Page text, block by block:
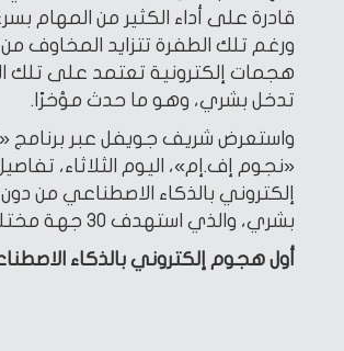
قادرة على أداء الكثير من المهام
ورغم تلك الطفرة تتزايد المخاوف
هجمات إلكترونية تعتمد على تلك
تدخل بشري، وهو ما حدث مؤخرًا.
«نجوم إف.إم»، اليوم الثلاثاء،
إلكتروني بالذكاء الاصطناعي من
بشري، والذي استهدف 30 جهة مختلفة.
أول هجوم إلكتروني بالذكاء